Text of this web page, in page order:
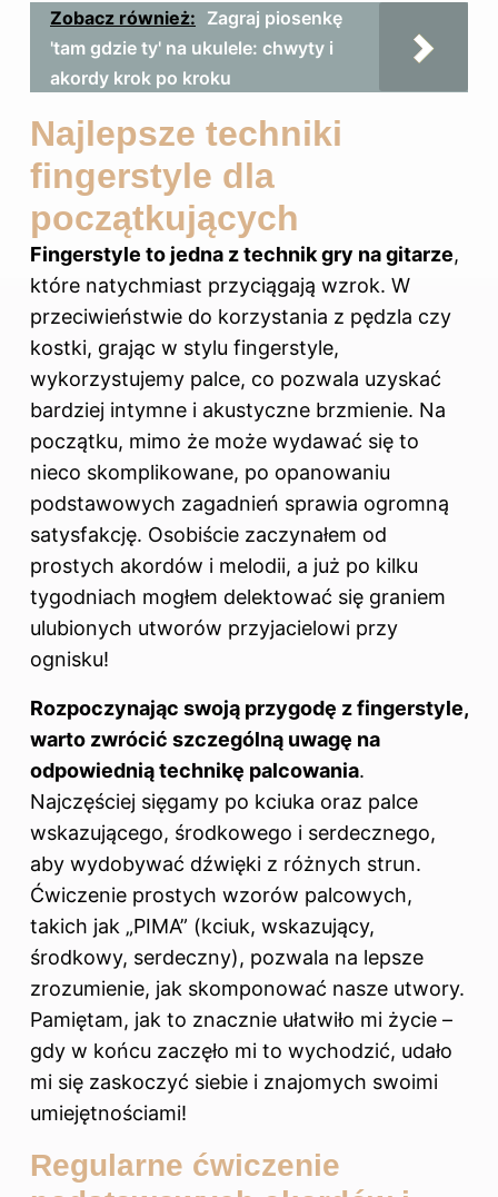
Zobacz również: Zagraj piosenkę
'tam gdzie ty' na ukulele: chwyty i
akordy krok po kroku
Najlepsze techniki
fingerstyle dla
początkujących
Fingerstyle to jedna z technik gry na gitarze,
które natychmiast przyciągają wzrok. W
przeciwieństwie do korzystania z pędzla czy
kostki, grając w stylu fingerstyle,
wykorzystujemy palce, co pozwala uzyskać
bardziej intymne i akustyczne brzmienie. Na
początku, mimo że może wydawać się to
nieco skomplikowane, po opanowaniu
podstawowych zagadnień sprawia ogromną
satysfakcję. Osobiście zaczynałem od
prostych akordów i melodii, a już po kilku
tygodniach mogłem delektować się graniem
ulubionych utworów przyjacielowi przy
ognisku!
Rozpoczynając swoją przygodę z fingerstyle,
warto zwrócić szczególną uwagę na
odpowiednią technikę palcowania.
Najczęściej sięgamy po kciuka oraz palce
wskazującego, środkowego i serdecznego,
aby wydobywać dźwięki z różnych strun.
Ćwiczenie prostych wzorów palcowych,
takich jak „PIMA” (kciuk, wskazujący,
środkowy, serdeczny), pozwala na lepsze
zrozumienie, jak skomponować nasze utwory.
Pamiętam, jak to znacznie ułatwiło mi życie –
gdy w końcu zaczęło mi to wychodzić, udało
mi się zaskoczyć siebie i znajomych swoimi
umiejętnościami!
Regularne ćwiczenie